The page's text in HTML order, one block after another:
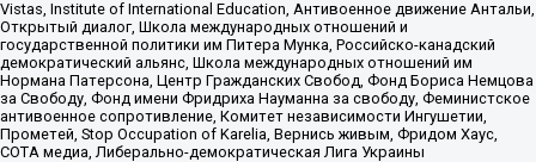
Vistas, Institute of International Education, Антивоенное движение Антальи,
Открытый диалог, Школа международных отношений и
государственной политики им Питера Мунка, Российско-канадский
демократический альянс, Школа международных отношений им
Нормана Патерсона, Центр Гражданских Свобод, Фонд Бориса Немцова
за Свободу, Фонд имени Фридриха Науманна за свободу, Феминистское
антивоенное сопротивление, Комитет независимости Ингушетии,
Прометей, Stop Occupation of Karelia, Вернись живым, Фридом Хаус,
СОТА медиа, Либерально-демократическая Лига Украины